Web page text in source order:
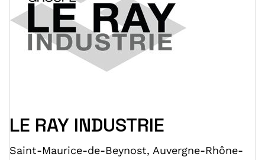
LE RAY INDUSTRIE
Saint-Maurice-de-Beynost, Auvergne-Rhône-